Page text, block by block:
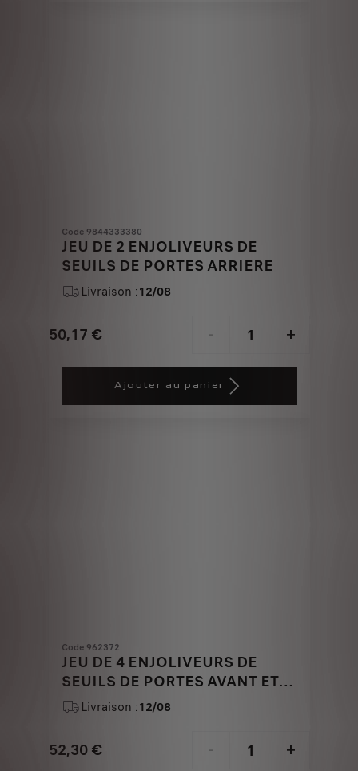
Code 9844333380
JEU DE 2 ENJOLIVEURS DE
SEUILS DE PORTES ARRIERE
Livraison :12/08
50,17 €
Price
- +
Quantity
Ajouter au panier
Code 962372
JEU DE 4 ENJOLIVEURS DE
SEUILS DE PORTES AVANT ET
ARRIERE - ALUMINIUM BROSSE
MAT
Livraison :12/08
52,30 € - +